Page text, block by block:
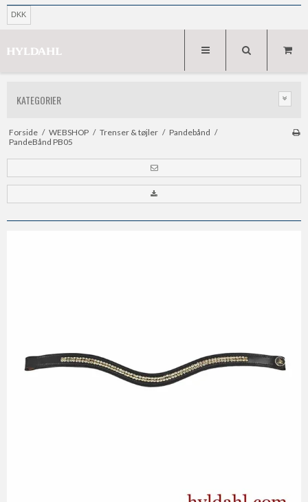
DKK
KATEGORIER
Forside / WEBSHOP / Trenser & tøjler / Pandebånd /
PandeBånd PB05